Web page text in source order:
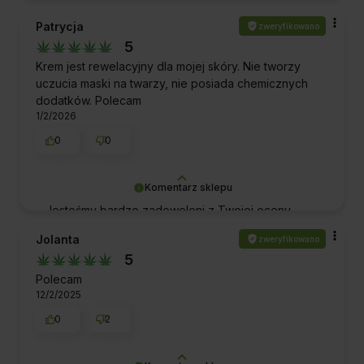
Biowen|Hempking
nas potwierdzenie, że spełniliśmy Twoje
oczekiwania. Dziękujemy za zaufanie.
Pozdrawiamy!
Komentarz sklepu
Jesteśmy bardzo zadowoleni z Twojej oceny
naszej pracy i produktów! Dziękujemy za wsparcie
i za to, że jesteś z nami. Pozdrawiamy!
Patrycja zweryfikowano
5
Krem jest rewelacyjny dla mojej skóry. Nie tworzy
uczucia maski na twarzy, nie posiada chemicznych
dodatków. Polecam
1/2/2026
0
0
Jolanta zweryfikowano
5
Polecam
12/2/2025
0
2